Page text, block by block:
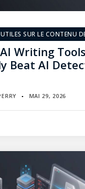
SUR LE CONTENU
Writing
Beat AI
▪ MAI 29, 2026